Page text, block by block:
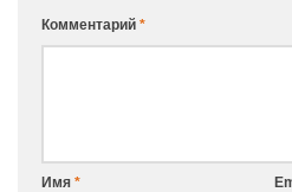
Комментарий *
Имя *